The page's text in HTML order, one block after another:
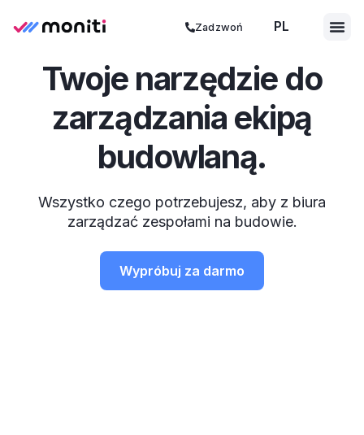
Zadzwoń PL
ES
Twoje narzędzie do
zarządzania ekipą
budowlaną.
Wszystko czego potrzebujesz, aby z biura
zarządzać zespołami na budowie.
Wypróbuj za darmo